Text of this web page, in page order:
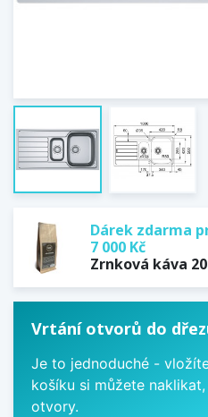
Dárek zdarma
7 000 Kč
Zrnková káva
Vrtání otvorů do
Je to jednoduché -
košíku si můžete
otvory.